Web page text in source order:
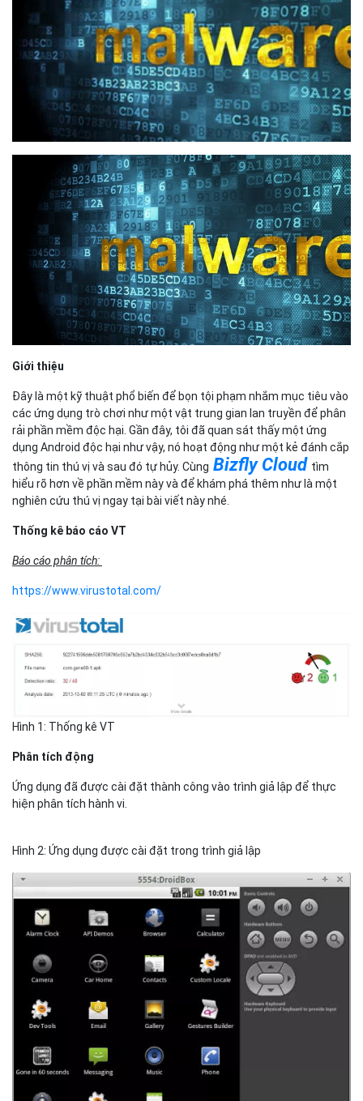
Giới thiệu
Đây là một kỹ thuật phổ biến để bọn tội phạm nhắm mục tiêu vào
các ứng dụng trò chơi như một vật trung gian lan truyền để phân
rải phần mềm độc hại. Gần đây, tôi đã quan sát thấy một ứng
dụng Android độc hại như vậy, nó hoạt động như một kẻ đánh cắp
thông tin thú vị và sau đó tự hủy. Cùng Bizfly Cloud tìm
hiểu rõ hơn về phần mềm này và để khám phá thêm như là một
nghiên cứu thú vị ngay tại bài viết này nhé.
Thống kê báo cáo VT
Báo cáo phân tích:
https://www.virustotal.com/
Hình 1: Thống kê VT
Phân tích động
Ứng dụng đã được cài đặt thành công vào trình giả lập để thực
hiện phân tích hành vi.
Hình 2: Ứng dụng được cài đặt trong trình giả lập